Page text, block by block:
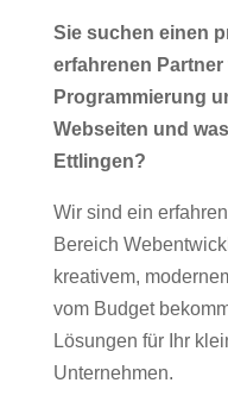
Sie suchen einen
erfahrenen Partner
Programmierung
Webseiten und
Ettlingen?
Wir sind ein
Bereich
kreativem,
vom Budget
Lösungen für Ihr
Unternehmen.